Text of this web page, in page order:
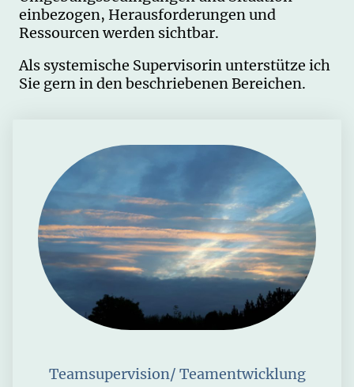
einbezogen, Herausforderungen und
Ressourcen werden sichtbar.
Als systemische Supervisorin unterstütze ich
Sie gern in den beschriebenen Bereichen.
Teamsupervision/ Teamentwicklung